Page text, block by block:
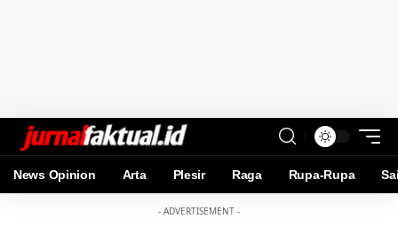
News Opinion Arta Plesir Raga Rupa-Rupa
- ADVERTISEMENT -